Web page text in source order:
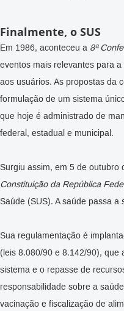
Finalmente, o SUS
Em 1986, aconteceu a 8ª
eventos mais relevantes para
aos usuários. As propostas da
formulação de um sistema
que hoje é administrado de
federal, estadual e municipal.
Surgiu assim, em 5 de outubro
Constituição da República
Saúde (SUS). A saúde passa
Sua regulamentação é
(leis 8.080/90 e 8.142/90), que
sistema e o repasse de
responsabilidade sobre a
vacinação e fiscalização de